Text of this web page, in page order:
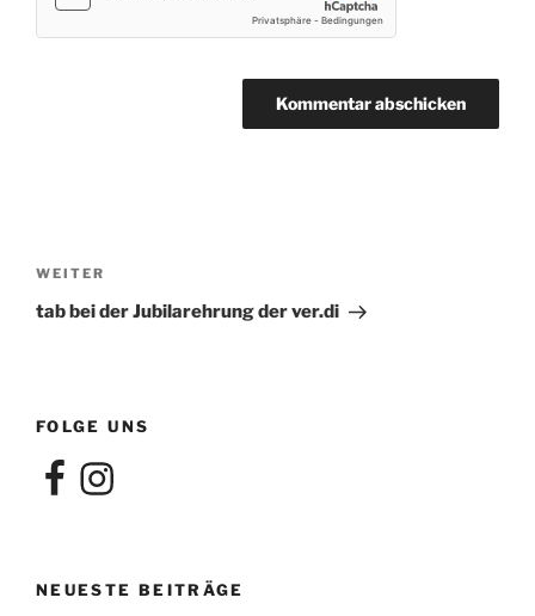
Nächster
Beitrag
WEITER
tab bei der Jubilarehrung der ver.di
FOLGE UNS
FacebookInstagram
NEUESTE BEITRÄGE